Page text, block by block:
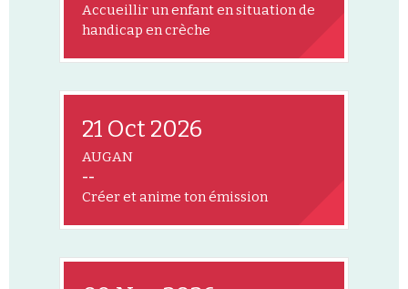
Accueillir un enfant en situation de
handicap en crèche
21 Oct 2026
AUGAN
--
Créer et anime ton émission